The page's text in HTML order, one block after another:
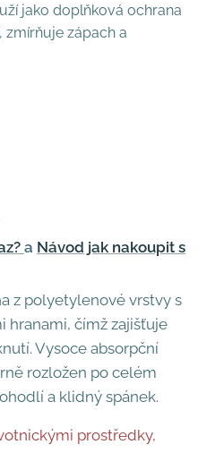
jako doplňková ochrana
zmírňuje zápach a
a Návod jak nakoupit s
z polyetylenové vrstvy s
hranami, čímž zajišťuje
Vysoce absorpční
rozložen po celém
a klidný spánek.
prostředky,